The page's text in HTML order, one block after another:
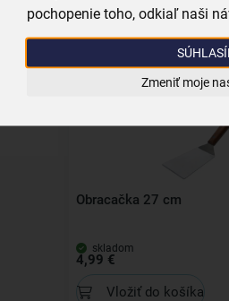
pochopenie toho, odkiaľ naši
Zmeniť moje
1,49 €
Vložiť do košíka
Obracačka 27 cm
skladom
4,99 €
Vložiť do košíka